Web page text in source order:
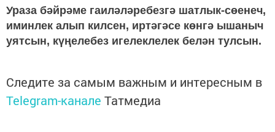
Ураза бәйрәме гаиләләребезгә шатлык-сөенеч,
иминлек алып килсен, иртәгәсе көнгә ышаныч
уятсын, күңелебез игелеклелек белән тулсын.
Следите за самым важным и интересным в
Telegram-канале Татмедиа